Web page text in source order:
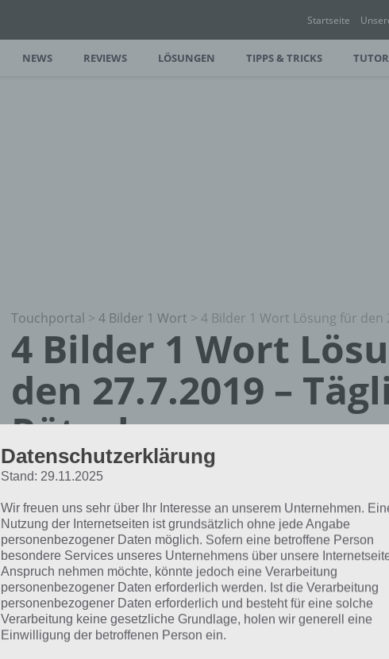
Startseite
NEWS REVIEWS LÖSUNGEN TIPPS & TRICKS
Touchportal > 4 Bilder 1 Wort > 4 Bilder 1 Wort Lösung für den
4 Bilder 1 Wort
den 27.7.2019 –
Rätsel
Paul Stelzer
App Empfehlung: IQ Test App
Mit zahlreichen Aufgaben zum Knobeln und Üben
JETZT KOSTENLOS HERUNTERLADEN
Die Lösung für das tägliche Rätsel vom 27.7.2019 zu
Bilder 1 Wort. Wenn du dort aktuell feststeckst, hier die
Datenschutzerklärung
Stand: 29.11.2025
Wir freuen uns sehr über Ihr Interesse an unserem Unternehmen.
Nutzung der Internetseiten ist grundsätzlich ohne jede Angabe
personenbezogener Daten möglich. Sofern eine betroffene Person
besondere Services unseres Unternehmens über unsere
Anspruch nehmen möchte, könnte jedoch eine Verarbeitung
personenbezogener Daten erforderlich werden. Ist die Verarbeitung
personenbezogener Daten erforderlich und besteht für eine solche
Verarbeitung keine gesetzliche Grundlage, holen wir generell eine
Einwilligung der betroffenen Person ein.